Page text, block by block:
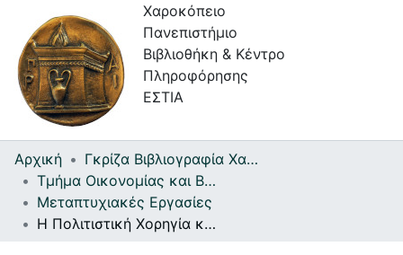
Χαροκόπειο
Πανεπιστήμιο
Βιβλιοθήκη & Κέντρο
Πληροφόρησης
ΕΣΤΙΑ
Συλλογές
Πλοήγηση στην Εστία
Αρχική
Γκρίζα Βιβλιογραφία Χαροκοπείου Πανεπιστημίου
Τμήμα Οικονομίας και Βιώσιμης Ανάπτυξης
Μεταπτυχιακές Εργασίες
Η Πολιτιστική Χορηγία και η Συμβολή της στην Αποτελεσματική Διαχείριση Πολιτιστικών Φορέων. Εμπειρική Διερεύνηση